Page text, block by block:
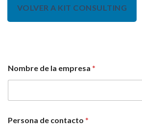
VOLVER A KIT CONSULTING
Nombre de la empresa *
Persona de contacto *